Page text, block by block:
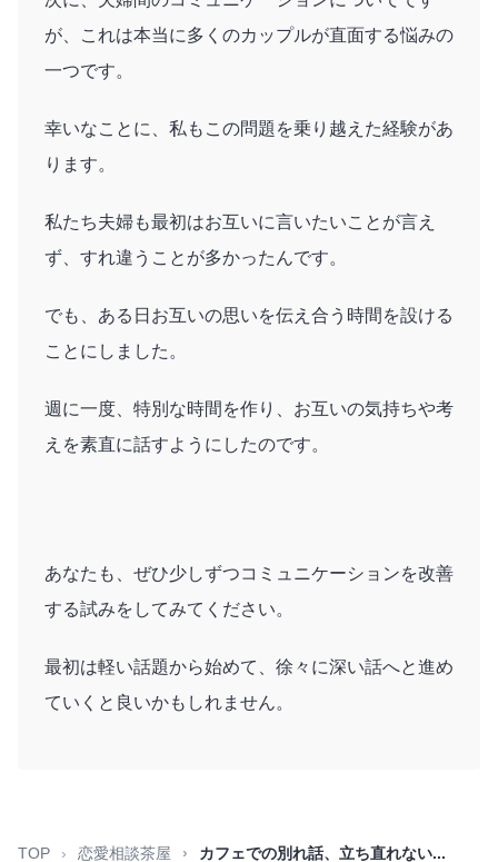
が、これは本当に多くのカップルが直面する悩みの
一つです。
幸いなことに、私もこの問題を乗り越えた経験があ
ります。
私たち夫婦も最初はお互いに言いたいことが言え
ず、すれ違うことが多かったんです。
でも、ある日お互いの思いを伝え合う時間を設ける
ことにしました。
週に一度、特別な時間を作り、お互いの気持ちや考
えを素直に話すようにしたのです。
あなたも、ぜひ少しずつコミュニケーションを改善
する試みをしてみてください。
最初は軽い話題から始めて、徐々に深い話へと進め
ていくと良いかもしれません。
TOP 恋愛相談茶屋 カフェでの別れ話、立ち直れない...